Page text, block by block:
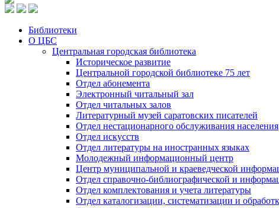
Библиотеки
О ЦБС
Центральная городская библиотека
Историческое развитие
Центральной городской библиотеке 75 лет
Отдел абонемента
Электронный читальный зал
Отдел читальных залов
Литературный музей саратовских писателей
Отдел нестационарного обслуживания населения
Отдел искусств
Отдел литературы на иностранных языках
Молодежный информационный центр
Центр муниципальной и краеведческой
Отдел справочно-библиографической и
Отдел комплектования и учета литературы
Отдел каталогизации, систематизации и